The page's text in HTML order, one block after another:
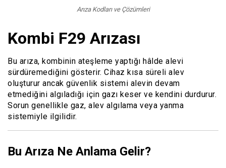
Arıza Kodları ve Çözümleri
Kombi F29 Arızası
Bu arıza, kombinin ateşleme yaptığı hâlde alevi
sürdüremediğini gösterir. Cihaz kısa süreli alev
oluşturur ancak güvenlik sistemi alevin devam
etmediğini algıladığı için gazı keser ve kendini durdurur.
Sorun genellikle gaz, alev algılama veya yanma
sistemiyle ilgilidir.
Bu Arıza Ne Anlama Gelir?